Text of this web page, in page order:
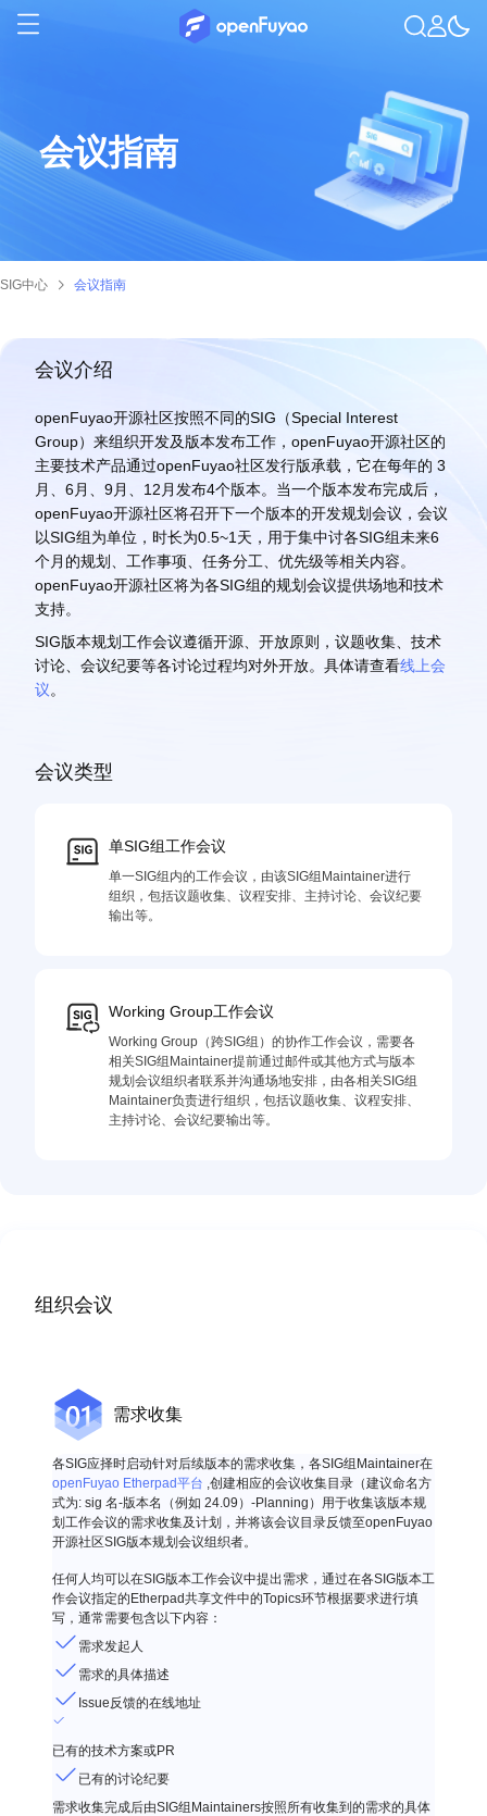
会议指南
SIG中心 会议指南
会议介绍
openFuyao开源社区按照不同的SIG（Special Interest
Group）来组织开发及版本发布工作，openFuyao开源社区的
主要技术产品通过openFuyao社区发行版承载，它在每年的 3
月、6月、9月、12月发布4个版本。当一个版本发布完成后，
openFuyao开源社区将召开下一个版本的开发规划会议，会议
以SIG组为单位，时长为0.5~1天，用于集中讨各SIG组未来6
个月的规划、工作事项、任务分工、优先级等相关内容。
openFuyao开源社区将为各SIG组的规划会议提供场地和技术
支持。
SIG版本规划工作会议遵循开源、开放原则，议题收集、技术
讨论、会议纪要等各讨论过程均对外开放。具体请查看线上会
议。
会议类型
单SIG组工作会议
单一SIG组内的工作会议，由该SIG组Maintainer进行
组织，包括议题收集、议程安排、主持讨论、会议纪要
输出等。
Working Group工作会议
Working Group（跨SIG组）的协作工作会议，需要各
相关SIG组Maintainer提前通过邮件或其他方式与版本
规划会议组织者联系并沟通场地安排，由各相关SIG组
Maintainer负责进行组织，包括议题收集、议程安排、
主持讨论、会议纪要输出等。
组织会议
需求收集
各SIG应择时启动针对后续版本的需求收集，各SIG组Maintainer在
openFuyao Etherpad平台 ,创建相应的会议收集目录（建议命名方
式为: sig 名-版本名（例如 24.09）-Planning）用于收集该版本规
划工作会议的需求收集及计划，并将该会议目录反馈至openFuyao
开源社区SIG版本规划会议组织者。
任何人均可以在SIG版本工作会议中提出需求，通过在各SIG版本工
作会议指定的Etherpad共享文件中的Topics环节根据要求进行填
写，通常需要包含以下内容：
需求发起人
需求的具体描述
Issue反馈的在线地址
已有的技术方案或PR
已有的讨论纪要
需求收集完成后由SIG组Maintainers按照所有收集到的需求的具体